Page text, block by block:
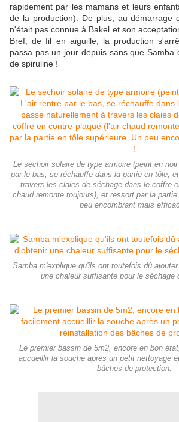
rapidement par les mamans et leurs
de la production). De plus, au démarrage
n'était pas connue à Bakel et son
Bref, de fil en aiguille, la production
passa pas un jour depuis sans que Samba
de spiruline !
Le séchoir solaire de type armoire (peint en
par le bas, se réchauffe dans la partie en tôle,
travers les claies de séchage dans le coffre
chaud remonte toujours), et ressort par la
peu encombrant mais
Samba m'explique qu'ils ont toutefois dû
une chaleur suffisante pour le séchage
Le premier bassin de 5m2, encore en bon
accueillir la souche après un petit nettoyage
bâches de protection.